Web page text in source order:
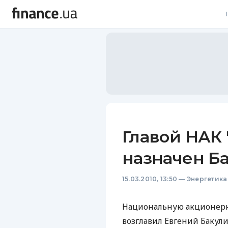
Главой НАК
назначен
15.03.2010, 13:50 — Энергетика
Национальную
возглавил Евгений